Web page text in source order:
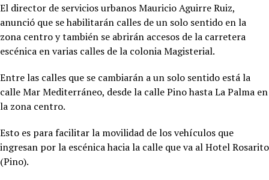
El director de servicios urbanos Mauricio Aguirre Ruiz,
anunció que se habilitarán calles de un solo sentido en la
zona centro y también se abrirán accesos de la carretera
escénica en varias calles de la colonia Magisterial.
Entre las calles que se cambiarán a un solo sentido está la
calle Mar Mediterráneo, desde la calle Pino hasta La Palma en
la zona centro.
Esto es para facilitar la movilidad de los vehículos que
ingresan por la escénica hacia la calle que va al Hotel Rosarito
(Pino).